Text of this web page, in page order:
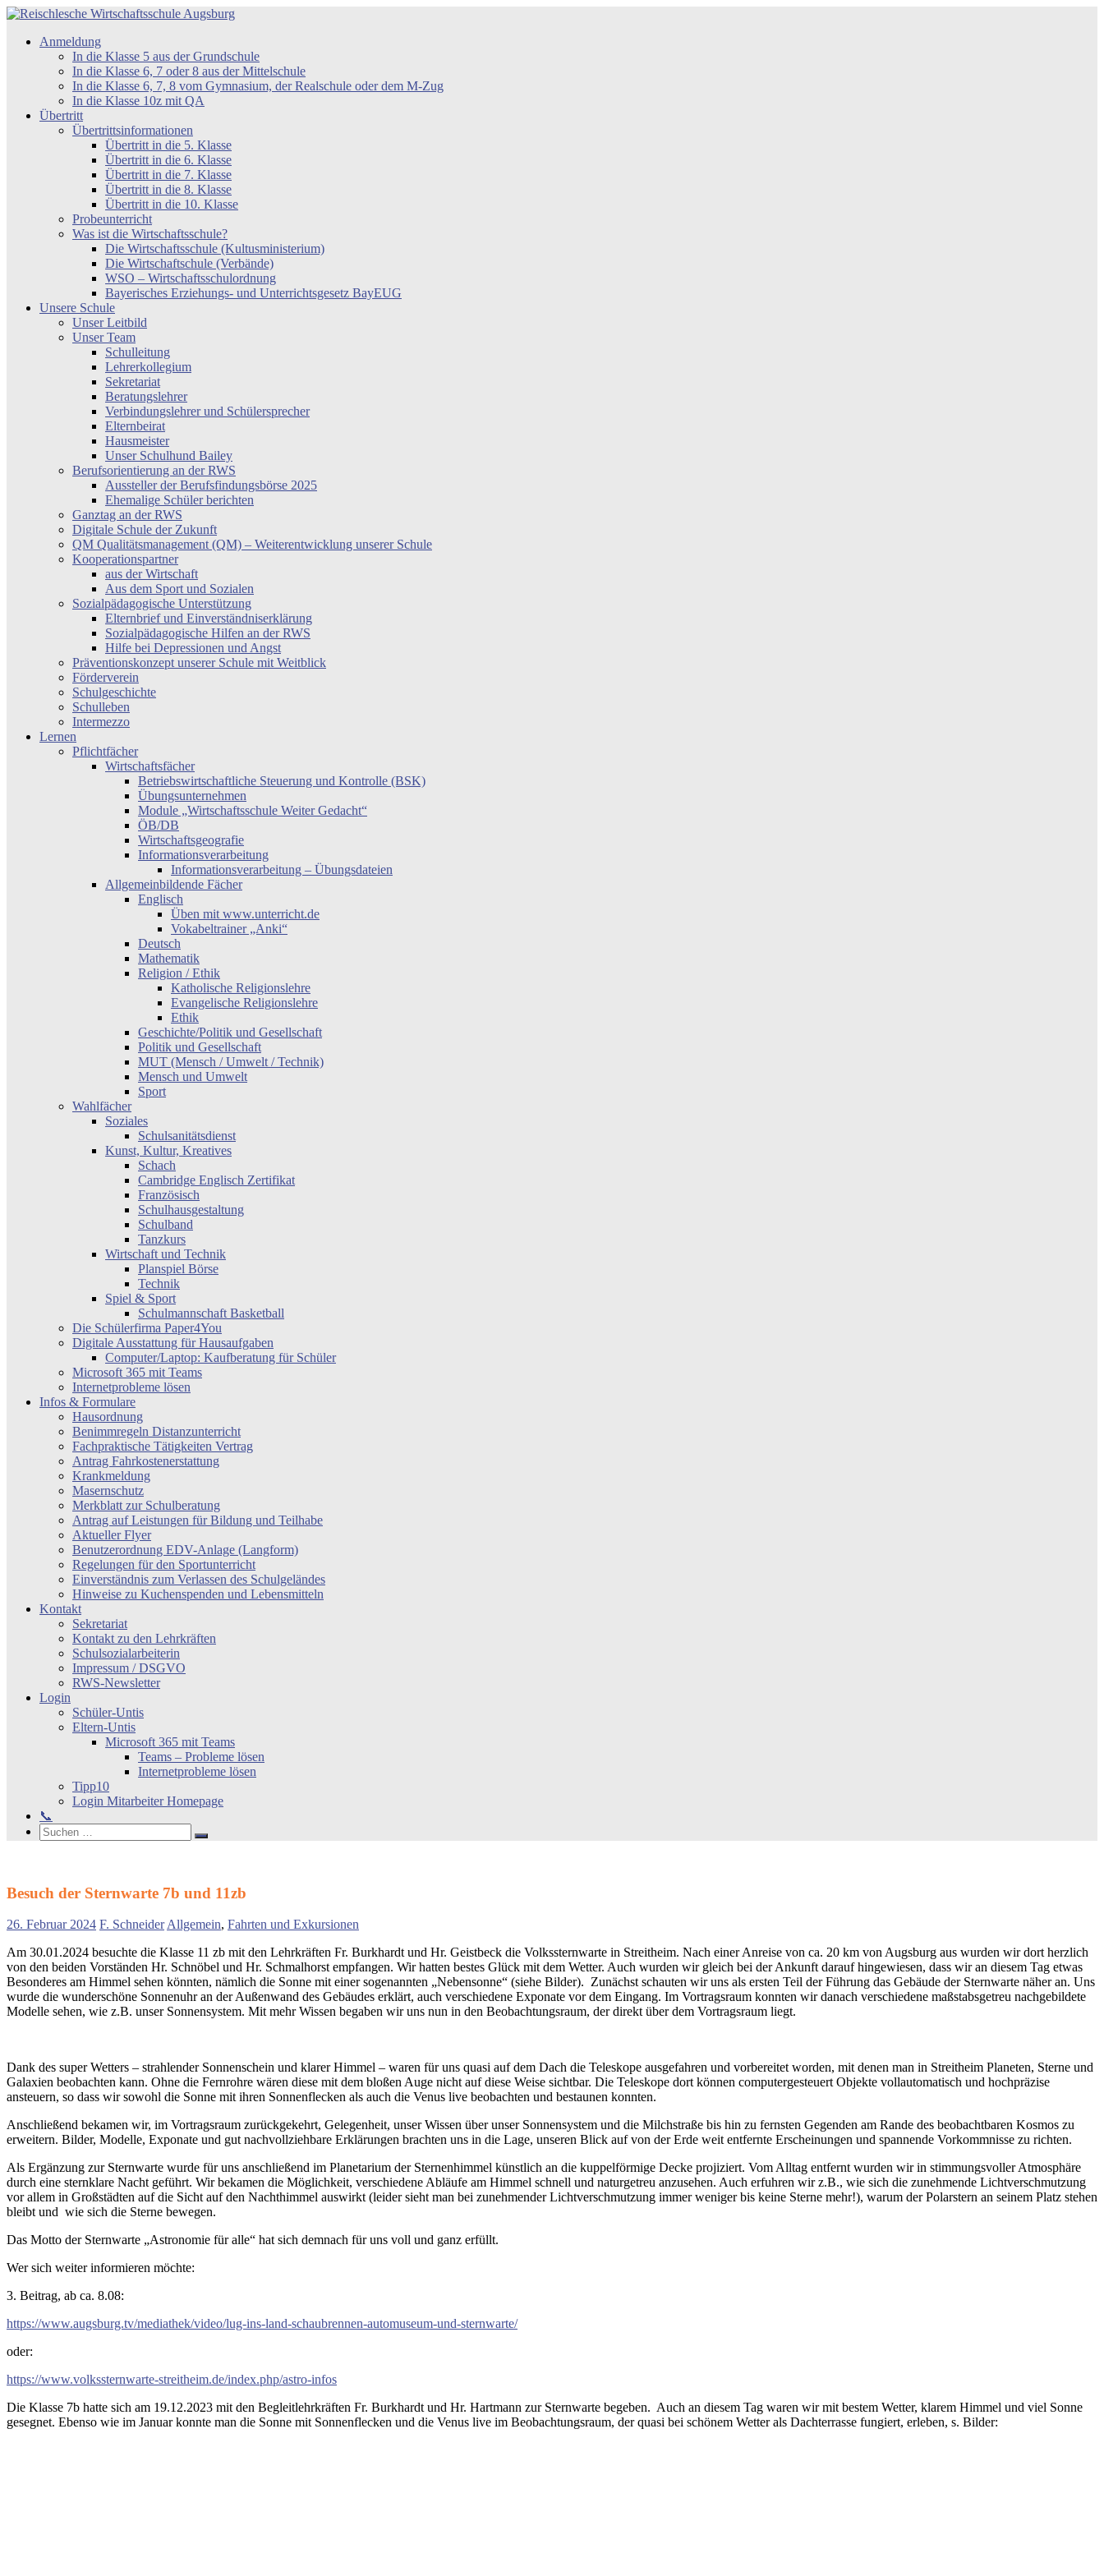
Zum
springen
Reischlesche
Wirtschaftsschule
Anmeldung
In die Klasse 5 aus der Grundschule
In die Klasse 6, 7 oder 8 aus der Mittelschule
In die Klasse 6, 7, 8 vom Gymnasium, der Realschule oder dem M-Zug
In die Klasse 10z mit QA
Übertritt
Übertrittsinformationen
Übertritt in die 5. Klasse
Übertritt in die 6. Klasse
Übertritt in die 7. Klasse
Übertritt in die 8. Klasse
Übertritt in die 10. Klasse
Probeunterricht
Was ist die Wirtschaftsschule?
Die Wirtschaftsschule (Kultusministerium)
Die Wirtschaftschule (Verbände)
WSO – Wirtschaftsschulordnung
Bayerisches Erziehungs- und Unterrichtsgesetz BayEUG
Unsere Schule
Unser Leitbild
Unser Team
Schulleitung
Lehrerkollegium
Sekretariat
Beratungslehrer
Verbindungslehrer und Schülersprecher
Elternbeirat
Hausmeister
Unser Schulhund Bailey
Berufsorientierung an der RWS
Aussteller der Berufsfindungsbörse 2025
Ehemalige Schüler berichten
Ganztag an der RWS
Digitale Schule der Zukunft
QM Qualitätsmanagement (QM) – Weiterentwicklung unserer Schule
Kooperationspartner
aus der Wirtschaft
Aus dem Sport und Sozialen
Sozialpädagogische Unterstützung
Elternbrief und Einverständniserklärung
Sozialpädagogische Hilfen an der RWS
Hilfe bei Depressionen und Angst
Präventionskonzept unserer Schule mit Weitblick
Förderverein
Schulgeschichte
Schulleben
Intermezzo
Lernen
Pflichtfächer
Wirtschaftsfächer
Betriebswirtschaftliche Steuerung und Kontrolle (BSK)
Übungsunternehmen
Module „Wirtschaftsschule Weiter Gedacht“
ÖB/DB
Wirtschaftsgeografie
Informationsverarbeitung
Informationsverarbeitung – Übungsdateien
Allgemeinbildende Fächer
Englisch
Üben mit www.unterricht.de
Vokabeltrainer „Anki“
Deutsch
Mathematik
Religion / Ethik
Katholische Religionslehre
Evangelische Religionslehre
Ethik
Geschichte/Politik und Gesellschaft
Politik und Gesellschaft
MUT (Mensch / Umwelt / Technik)
Mensch und Umwelt
Sport
Wahlfächer
Soziales
Schulsanitätsdienst
Kunst, Kultur, Kreatives
Schach
Cambridge Englisch Zertifikat
Französisch
Schulhausgestaltung
Schulband
Tanzkurs
Wirtschaft und Technik
Planspiel Börse
Technik
Spiel & Sport
Schulmannschaft Basketball
Die Schülerfirma Paper4You
Digitale Ausstattung für Hausaufgaben
Computer/Laptop: Kaufberatung für Schüler
Microsoft 365 mit Teams
Internetprobleme lösen
Infos & Formulare
Hausordnung
Benimmregeln Distanzunterricht
Fachpraktische Tätigkeiten Vertrag
Antrag Fahrkostenerstattung
Krankmeldung
Masernschutz
Merkblatt zur Schulberatung
Antrag auf Leistungen für Bildung und Teilhabe
Aktueller Flyer
Benutzerordnung EDV-Anlage (Langform)
Regelungen für den Sportunterricht
Einverständnis zum Verlassen des Schulgeländes
Hinweise zu Kuchenspenden und Lebensmitteln
Kontakt
Sekretariat
Kontakt zu den Lehrkräften
Schulsozialarbeiterin
Impressum / DSGVO
RWS-Newsletter
Login
Schüler-Untis
Eltern-Untis
Microsoft 365 mit Teams
Teams – Probleme lösen
Internetprobleme lösen
Tipp10
Login Mitarbeiter Homepage
📞
Search
Suchen
nach:
Suchen
Besuch der Sternwarte 7b und 11zb
26. Februar 2024 F. SchneiderAllgemein, Fahrten und Exkursionen
Am 30.01.2024 besuchte die Klasse 11 zb mit den Lehrkräften Fr. Burkhardt und Hr. Geistbeck die Volkssternwarte in Streitheim. Nach einer Anreise von ca. 20 km von Augsburg aus wurden wir dort herzlich
von den beiden Vorständen Hr. Schnöbel und Hr. Schmalhorst empfangen. Wir hatten bestes Glück mit dem Wetter. Auch wurden wir gleich bei der Ankunft darauf hingewiesen, dass wir an diesem Tag etwas
Besonderes am Himmel sehen könnten, nämlich die Sonne mit einer sogenannten „Nebensonne“ (siehe Bilder). Zunächst schauten wir uns als ersten Teil der Führung das Gebäude der Sternwarte näher an. Uns
wurde die wunderschöne Sonnenuhr an der Außenwand des Gebäudes erklärt, auch verschiedene Exponate vor dem Eingang. Im Vortragsraum konnten wir danach verschiedene maßstabsgetreu nachgebildete
Modelle sehen, wie z.B. unser Sonnensystem. Mit mehr Wissen begaben wir uns nun in den Beobachtungsraum, der direkt über dem Vortragsraum liegt.
Dank des super Wetters – strahlender Sonnenschein und klarer Himmel – waren für uns quasi auf dem Dach die Teleskope ausgefahren und vorbereitet worden, mit denen man in Streitheim Planeten, Sterne und
Galaxien beobachten kann. Ohne die Fernrohre wären diese mit dem bloßen Auge nicht auf diese Weise sichtbar. Die Teleskope dort können computergesteuert Objekte vollautomatisch und hochpräzise
ansteuern, so dass wir sowohl die Sonne mit ihren Sonnenflecken als auch die Venus live beobachten und bestaunen konnten.
Anschließend bekamen wir, im Vortragsraum zurückgekehrt, Gelegenheit, unser Wissen über unser Sonnensystem und die Milchstraße bis hin zu fernsten Gegenden am Rande des beobachtbaren Kosmos zu
erweitern. Bilder, Modelle, Exponate und gut nachvollziehbare Erklärungen brachten uns in die Lage, unseren Blick auf von der Erde weit entfernte Erscheinungen und spannende Vorkommnisse zu richten.
Als Ergänzung zur Sternwarte wurde für uns anschließend im Planetarium der Sternenhimmel künstlich an die kuppelförmige Decke projiziert. Vom Alltag entfernt wurden wir in stimmungsvoller Atmosphäre
durch eine sternklare Nacht geführt. Wir bekamen die Möglichkeit, verschiedene Abläufe am Himmel schnell und naturgetreu anzusehen. Auch erfuhren wir z.B., wie sich die zunehmende Lichtverschmutzung
vor allem in Großstädten auf die Sicht auf den Nachthimmel auswirkt (leider sieht man bei zunehmender Lichtverschmutzung immer weniger bis keine Sterne mehr!), warum der Polarstern an seinem Platz stehen
bleibt und wie sich die Sterne bewegen.
Das Motto der Sternwarte „Astronomie für alle“ hat sich demnach für uns voll und ganz erfüllt.
Wer sich weiter informieren möchte:
3. Beitrag, ab ca. 8.08:
https://www.augsburg.tv/mediathek/video/lug-ins-land-schaubrennen-automuseum-und-sternwarte/
oder:
https://www.volkssternwarte-streitheim.de/index.php/astro-infos
Die Klasse 7b hatte sich am 19.12.2023 mit den Begleitlehrkräften Fr. Burkhardt und Hr. Hartmann zur Sternwarte begeben. Auch an diesem Tag waren wir mit bestem Wetter, klarem Himmel und viel Sonne
gesegnet. Ebenso wie im Januar konnte man die Sonne mit Sonnenflecken und die Venus live im Beobachtungsraum, der quasi bei schönem Wetter als Dachterrasse fungiert, erleben, s. Bilder: